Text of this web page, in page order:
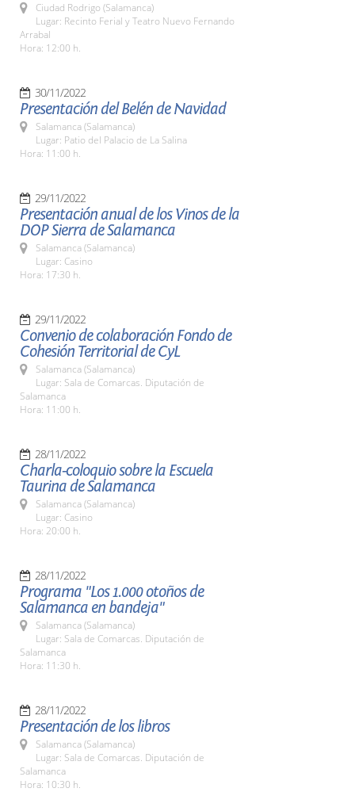
Ciudad Rodrigo (Salamanca)
Lugar: Recinto Ferial y Teatro Nuevo Fernando
Arrabal
Hora: 12:00 h.
30/11/2022
Presentación del Belén de Navidad
Salamanca (Salamanca)
Lugar: Patio del Palacio de La Salina
Hora: 11:00 h.
29/11/2022
Presentación anual de los Vinos de la
DOP Sierra de Salamanca
Salamanca (Salamanca)
Lugar: Casino
Hora: 17:30 h.
29/11/2022
Convenio de colaboración Fondo de
Cohesión Territorial de CyL
Salamanca (Salamanca)
Lugar: Sala de Comarcas. Diputación de
Salamanca
Hora: 11:00 h.
28/11/2022
Charla-coloquio sobre la Escuela
Taurina de Salamanca
Salamanca (Salamanca)
Lugar: Casino
Hora: 20:00 h.
28/11/2022
Programa "Los 1.000 otoños de
Salamanca en bandeja"
Salamanca (Salamanca)
Lugar: Sala de Comarcas. Diputación de
Salamanca
Hora: 11:30 h.
28/11/2022
Presentación de los libros
Salamanca (Salamanca)
Lugar: Sala de Comarcas. Diputación de
Salamanca
Hora: 10:30 h.